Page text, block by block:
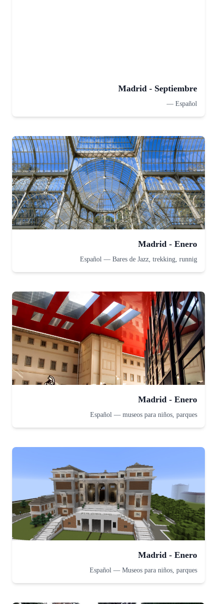
Madrid - Septiembre
Español
—
Madrid - Enero
Español — Bares de Jazz, trekking, runnig
Madrid - Enero
Español — museos para niños, parques
Madrid - Enero
Español — Museos para niños, parques